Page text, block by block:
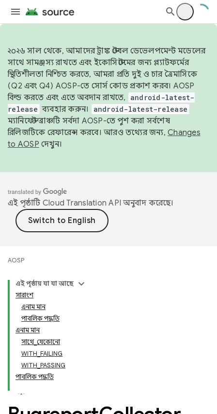
২০২৬ সাল থেকে, আমাদের ট্রাঙ্ক স্টেবল ডেভেলপমেন্ট মডেলের
সাথে সামঞ্জস্য রাখতে এবং ইকোসিস্টেমের জন্য প্ল্যাটফর্মের
স্থিতিশীলতা নিশ্চিত করতে, আমরা প্রতি দুই ও চার ত্রৈমাসিকে
(Q2 এবং Q4) AOSP-তে সোর্স কোড প্রকাশ করব। AOSP
বিল্ড করতে এবং এতে অবদান রাখতে,
android-latest-
release ব্যবহার করুন। android-latest-release
ম্যানিফেস্ট ব্রাঞ্চটি সর্বদা AOSP-তে পুশ করা সর্বশেষ
রিলিজটিকে রেফারেন্স করবে। আরও তথ্যের জন্য, Changes
to AOSP দেখুন।
এই পৃষ্ঠাটি Cloud Translation API অনুবাদ করেছে।
AOSP
এই পৃষ্ঠায় যা যা আছে
সারাংশ
এনাম মান
পাবলিক পদ্ধতি
এনাম মান
সাথে_যেকোনো
WITH_FAILING
WITH_PASSING
পাবলিক পদ্ধতি